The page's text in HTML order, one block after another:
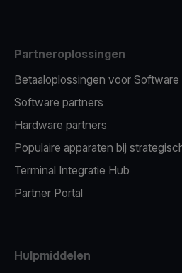
Partneroplossingen
Betaaloplossingen voor Software
Software partners
Hardware partners
Populaire apparaten bij
Terminal Integratie Hub
Partner Portal
Hulpmiddelen